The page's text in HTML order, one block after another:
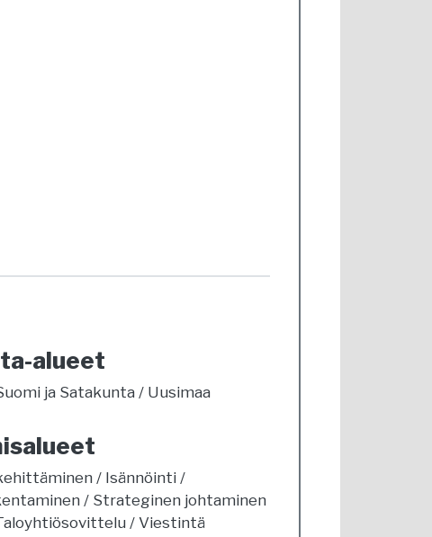
alueet
ja Satakunta Uusimaa
Isännöinti
Strateginen johtaminen
Viestintä